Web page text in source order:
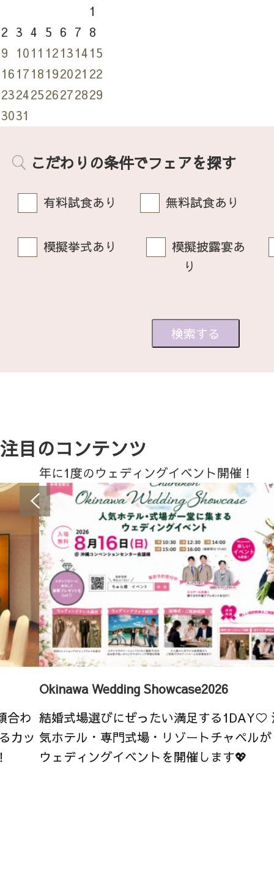
1
2 3 4 5 6 7 8
9 1011 12131415
161718192021 22
23242526272829
3031
こだわりの条件でフェアを探す
有料試食あり 無料試食あり
模擬挙式あり
模擬披露宴あ
り
注目のコンテンツ
合わ
カッ
年に1度のウェディングイベント開催！
Okinawa Wedding Showcase2026
結婚式場選びにぜったい満足する1DAY♡
気ホテル・専門式場・リゾートチャペル
ウェディングイベントを開催します💖